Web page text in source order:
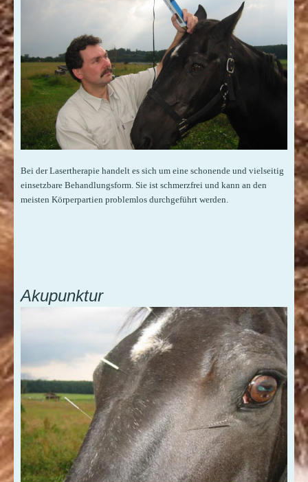
Bei der Lasertherapie handelt es sich um eine schonende und vielseitig
einsetzbare Behandlungsform. Sie ist schmerzfrei und kann an den
meisten Körperpartien problemlos durchgeführt werden.
Akupunktur